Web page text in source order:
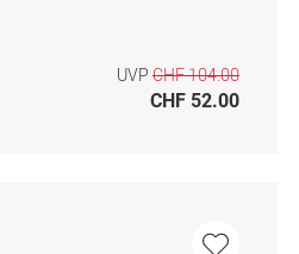
UVP CHF 104.00
CHF 52.00